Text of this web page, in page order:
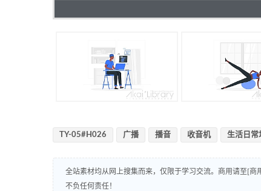
TY-05#H026 广播 播音 收音机 生活日常
全站素材均从网上搜集而来，仅限于学习交流。商用请至[
不负任何责任！